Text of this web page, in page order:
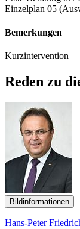
Einzelplan 05
Bemerkungen
Kurzintervention
Reden zu
Bildinformationen
Hans-Peter